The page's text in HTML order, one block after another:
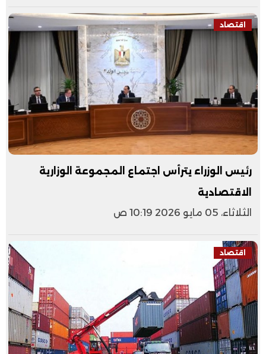
اقتصاد
رئيس الوزراء يترأس اجتماع المجموعة الوزارية
الاقتصادية
الثلاثاء، 05 مايو 2026 10:19 ص
اقتصاد